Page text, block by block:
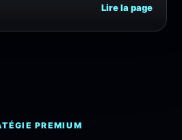
Lire la page
PREMIUM